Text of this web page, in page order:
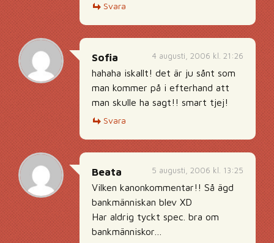
Svara
4 augusti, 2006 kl. 21:26
Sofia
hahaha iskallt! det är ju sånt som
man kommer på i efterhand att
man skulle ha sagt!! smart tjej!
Svara
5 augusti, 2006 kl. 13:25
Beata
Vilken kanonkommentar!! Så ägd
bankmänniskan blev XD
Har aldrig tyckt spec. bra om
bankmänniskor…